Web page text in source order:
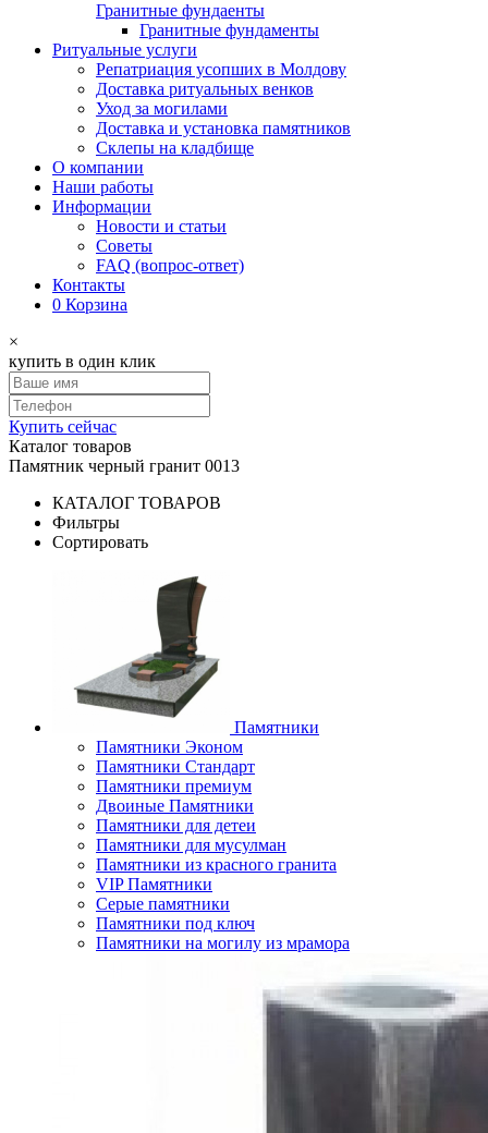
Гранитные фундаенты
Гранитные фундаменты
Ритуальные услуги
Репатриация усопших в Молдову
Доставка ритуальных венков
Уход за могилами
Доставка и установка памятников
Склепы на кладбище
О компании
Наши работы
Информации
Новости и статьи
Советы
FAQ (вопрос-ответ)
Контакты
0 Корзина
×
купить в один клик
Купить сейчас
Каталог товаров
Памятник черный гранит 0013
КАТАЛОГ ТОВАРОВ
Фильтры
Сортировать
Памятники
Памятники Эконом
Памятники Стандарт
Памятники премиум
Двоиные Памятники
Памятники для детеи
Памятники для мусулман
Памятники из красного гранита
VIP Памятники
Серые памятники
Памятники под ключ
Памятники на могилу из мрамора